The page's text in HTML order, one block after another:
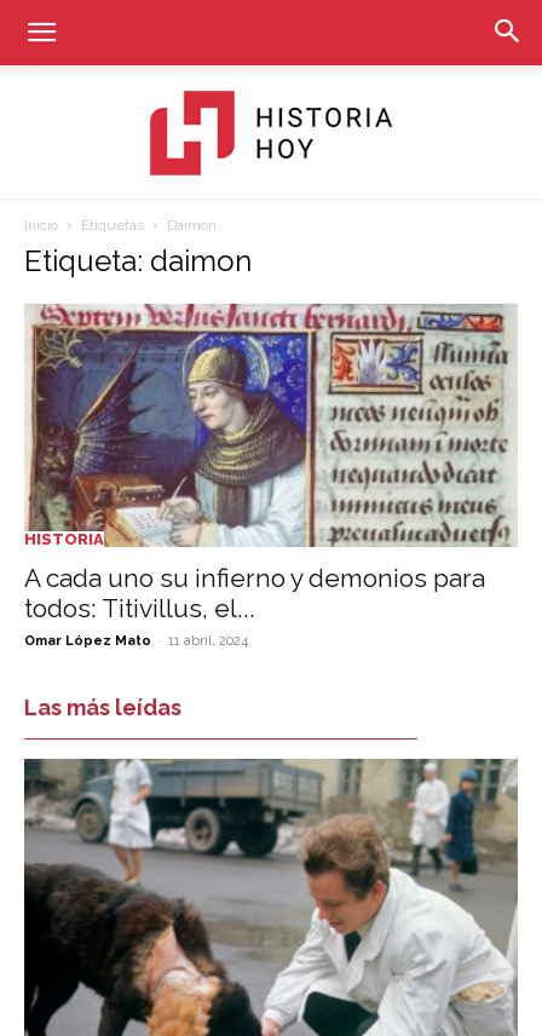
Hoy
Inicio Etiquetas Daimon
Etiqueta: daimon
HISTORIA
A cada uno su infierno y demonios para
todos: Titivillus, el...
Omar López Mato - 11 abril, 2024
Las más leídas